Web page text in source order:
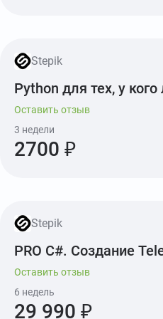
Stepik
Python для тех, у кого
Оставить отзыв
3 недели
2700 ₽
Stepik
PRO C#. Создание
Оставить отзыв
6 недель
29 990 ₽